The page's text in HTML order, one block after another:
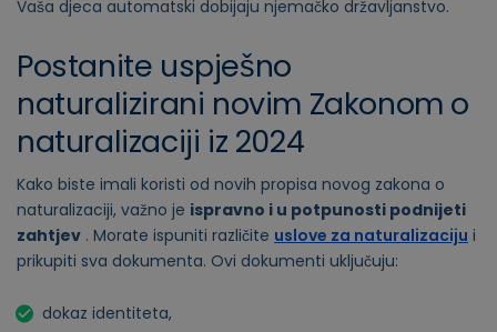
Vaša djeca automatski dobijaju njemačko državljanstvo.
Postanite uspješno
naturalizirani novim Zakonom o
naturalizaciji iz 2024
Kako biste imali koristi od novih propisa novog zakona o
naturalizaciji, važno je ispravno i u potpunosti podnijeti
zahtjev . Morate ispuniti različite uslove za naturalizaciju i
prikupiti sva dokumenta. Ovi dokumenti uključuju:
dokaz identiteta,